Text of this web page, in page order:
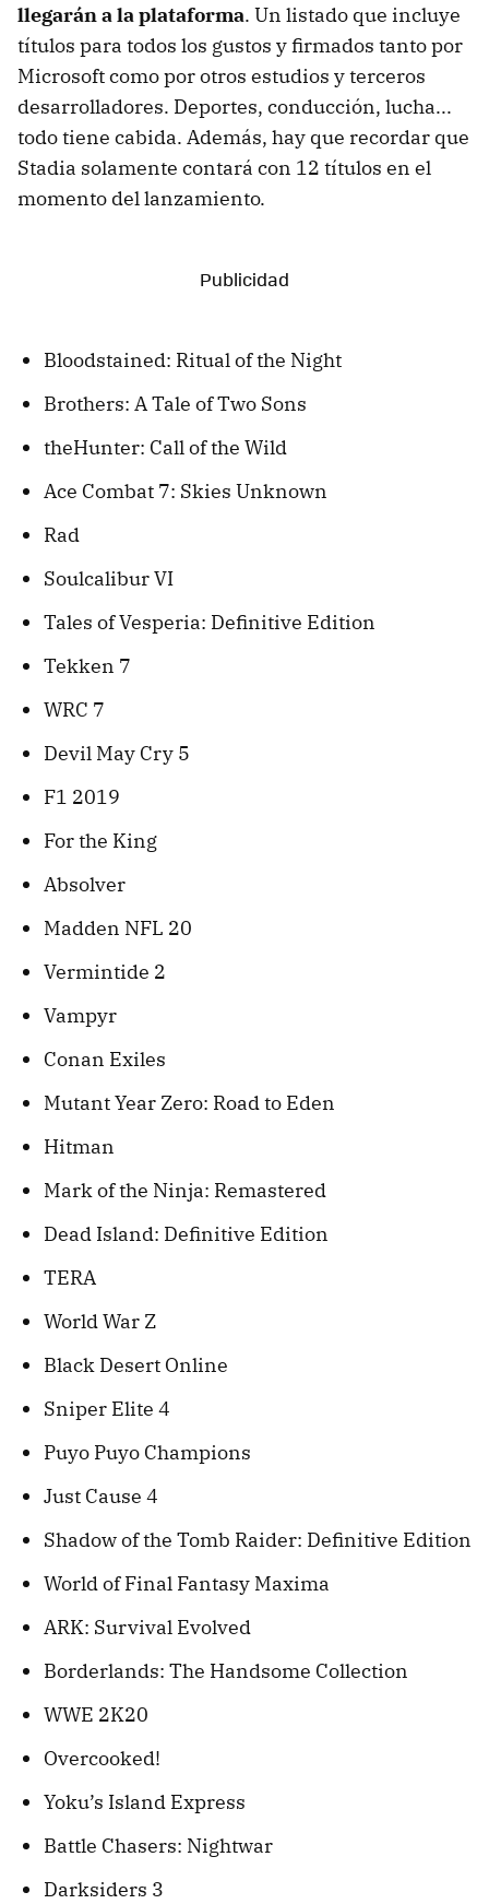
llegarán a la plataforma. Un listado que incluye
títulos para todos los gustos y firmados tanto por
Microsoft como por otros estudios y terceros
desarrolladores. Deportes, conducción, lucha...
todo tiene cabida. Además, hay que recordar que
Stadia solamente contará con 12 títulos en el
momento del lanzamiento.
Bloodstained: Ritual of the Night
Brothers: A Tale of Two Sons
theHunter: Call of the Wild
Ace Combat 7: Skies Unknown
Rad
Soulcalibur VI
Tales of Vesperia: Definitive Edition
Tekken 7
WRC 7
Devil May Cry 5
F1 2019
For the King
Absolver
Madden NFL 20
Vermintide 2
Vampyr
Conan Exiles
Mutant Year Zero: Road to Eden
Hitman
Mark of the Ninja: Remastered
Dead Island: Definitive Edition
TERA
World War Z
Black Desert Online
Sniper Elite 4
Puyo Puyo Champions
Just Cause 4
Shadow of the Tomb Raider: Definitive Edition
World of Final Fantasy Maxima
ARK: Survival Evolved
Borderlands: The Handsome Collection
WWE 2K20
Overcooked!
Yoku’s Island Express
Battle Chasers: Nightwar
Darksiders 3